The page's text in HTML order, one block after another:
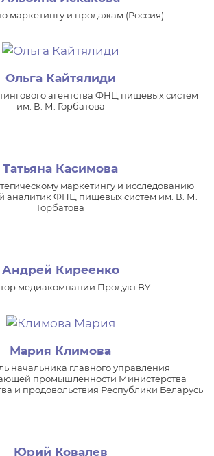
маркетингу и продажам (Россия)
Ольга Кайтялиди
агентства ФНЦ пищевых систем
им. В. М. Горбатова
Татьяна Касимова
маркетингу и исследованию
аналитик ФНЦ пищевых систем им. В. М.
Горбатова
Андрей Киреенко
медиакомпании Продукт.BY
Мария Климова
начальника главного управления
промышленности Министерства
и продовольствия Республики Беларусь
Юрий Ковалев